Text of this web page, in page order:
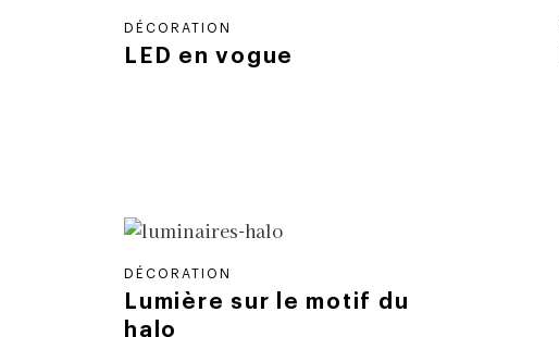
DÉCORATION
LED en vogue
DÉCORATION
Lumière sur le motif du
halo